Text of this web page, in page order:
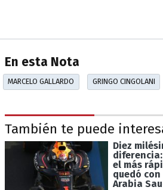
En esta Nota
MARCELO GALLARDO GRINGO CINGOLANI
También te puede
Diez
el más
quedó
Arabia